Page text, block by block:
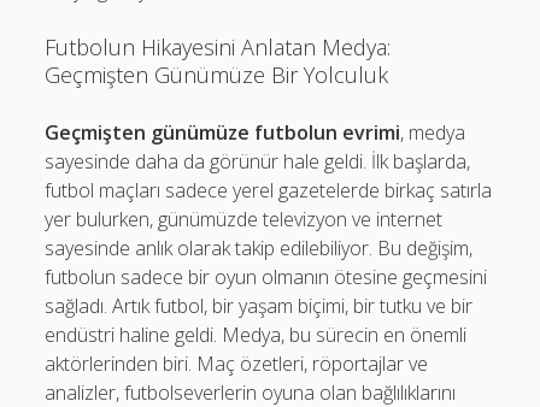
Futbolun Hikayesini Anlatan Medya:
Geçmişten Günümüze Bir Yolculuk
Geçmişten günümüze futbolun evrimi, medya
sayesinde daha da görünür hale geldi. İlk başlarda,
futbol maçları sadece yerel gazetelerde birkaç satırla
yer bulurken, günümüzde televizyon ve internet
sayesinde anlık olarak takip edilebiliyor. Bu değişim,
futbolun sadece bir oyun olmanın ötesine geçmesini
sağladı. Artık futbol, bir yaşam biçimi, bir tutku ve bir
endüstri haline geldi. Medya, bu sürecin en önemli
aktörlerinden biri. Maç özetleri, röportajlar ve
analizler, futbolseverlerin oyuna olan bağlılıklarını